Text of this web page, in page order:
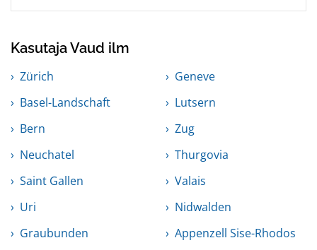
Kasutaja Vaud ilm
Zürich
Geneve
Basel-Landschaft
Lutsern
Bern
Zug
Neuchatel
Thurgovia
Saint Gallen
Valais
Uri
Nidwalden
Graubunden
Appenzell Sise-Rhodos